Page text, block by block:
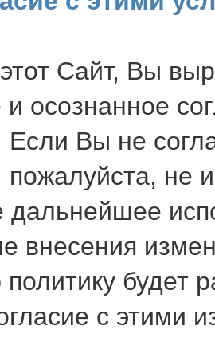
Сайт, Вы
и осознанное
Если Вы не
пожалуйста, не
внесения
будет
с этими